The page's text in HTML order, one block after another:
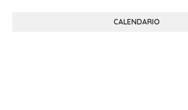
CALENDARIO